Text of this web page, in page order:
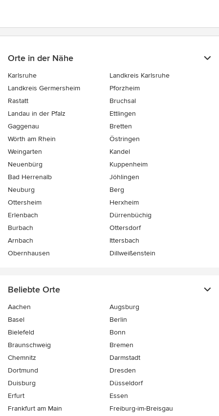
Orte in der Nähe
Karlsruhe
Landkreis Karlsruhe
Landkreis Germersheim
Pforzheim
Rastatt
Bruchsal
Landau in der Pfalz
Ettlingen
Gaggenau
Bretten
Wörth am Rhein
Östringen
Weingarten
Kandel
Neuenbürg
Kuppenheim
Bad Herrenalb
Jöhlingen
Neuburg
Berg
Ottersheim
Herxheim
Erlenbach
Dürrenbüchig
Burbach
Ottersdorf
Arnbach
Ittersbach
Obernhausen
Dillweißenstein
Beliebte Orte
Aachen
Augsburg
Basel
Berlin
Bielefeld
Bonn
Braunschweig
Bremen
Chemnitz
Darmstadt
Dortmund
Dresden
Duisburg
Düsseldorf
Erfurt
Essen
Frankfurt am Main
Freiburg-im-Breisgau